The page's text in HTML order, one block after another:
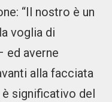
“Il nostro è un
voglia di
ed averne
alla facciata
significativo del